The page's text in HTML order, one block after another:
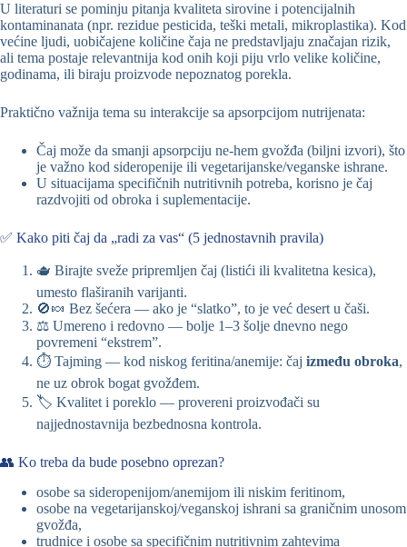
U literaturi se pominju pitanja kvaliteta sirovine i potencijalnih
kontaminanata (npr. rezidue pesticida, teški metali, mikroplastika). Kod
većine ljudi, uobičajene količine čaja ne predstavljaju značajan rizik,
ali tema postaje relevantnija kod onih koji piju vrlo velike količine,
godinama, ili biraju proizvode nepoznatog porekla.
Praktično važnija tema su interakcije sa apsorpcijom nutrijenata:
Čaj može da smanji apsorpciju ne-hem gvožđa (biljni izvori), što
je važno kod sideropenije ili vegetarijanske/veganske ishrane.
U situacijama specifičnih nutritivnih potreba, korisno je čaj
razdvojiti od obroka i suplementacije.
✅ Kako piti čaj da „radi za vas“ (5 jednostavnih pravila)
🫖 Birajte sveže pripremljen čaj (listići ili kvalitetna kesica),
umesto flaširanih varijanti.
🚫🍬 Bez šećera — ako je “slatko”, to je već desert u čaši.
⚖️ Umereno i redovno — bolje 1–3 šolje dnevno nego
povremeni “ekstrem”.
⏱️ Tajming — kod niskog feritina/anemije: čaj između obroka,
ne uz obrok bogat gvožđem.
🏷️ Kvalitet i poreklo — provereni proizvođači su
najjednostavnija bezbednosna kontrola.
👥 Ko treba da bude posebno oprezan?
osobe sa sideropenijom/anemijom ili niskim feritinom,
osobe na vegetarijanskoj/veganskoj ishrani sa graničnim unosom
gvožđa,
trudnice i osobe sa specifičnim nutritivnim zahtevima